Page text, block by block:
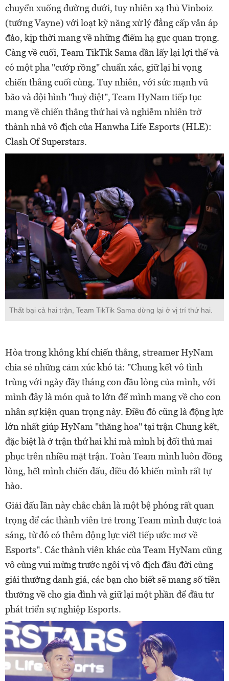
chuyển xuống đường dưới, tuy nhiên xạ thủ Vinboiz
(tướng Vayne) với loạt kỹ năng xử lý đẳng cấp vẫn áp
đảo, kịp thời mang về những điểm hạ gục quan trọng.
Càng về cuối, Team TikTik Sama dần lấy lại lợi thế và
có một pha "cướp rồng" chuẩn xác, giữ lại hi vọng
chiến thắng cuối cùng. Tuy nhiên, với sức mạnh vũ
bão và đội hình "huỷ diệt", Team HyNam tiếp tục
mang về chiến thắng thứ hai và nghiễm nhiên trở
thành nhà vô địch của Hanwha Life Esports (HLE):
Clash Of Superstars.
Thất bại cả hai trận, Team TikTik Sama dừng lại ở vị trí thứ hai.
Hòa trong không khí chiến thắng, streamer HyNam
chia sẻ những cảm xúc khó tả: "Chung kết vô tình
trùng với ngày đầy tháng con đầu lòng của mình, với
mình đây là món quà to lớn để mình mang về cho con
nhân sự kiện quan trọng này. Điều đó cũng là động lực
lớn nhất giúp HyNam "thăng hoa" tại trận Chung kết,
đặc biệt là ở trận thứ hai khi mà mình bị đối thủ mai
phục trên nhiều mặt trận. Toàn Team mình luôn đồng
lòng, hết mình chiến đấu, điều đó khiến mình rất tự
hào.
Giải đấu lần này chắc chắn là một bệ phóng rất quan
trọng để các thành viên trẻ trong Team mình được toả
sáng, từ đó có thêm động lực viết tiếp ước mơ về
Esports". Các thành viên khác của Team HyNam cũng
vô cùng vui mừng trước ngôi vị vô địch đầu đời cùng
giải thưởng danh giá, các bạn cho biết sẽ mang số tiền
thưởng về cho gia đình và giữ lại một phần để đầu tư
phát triển sự nghiệp Esports.